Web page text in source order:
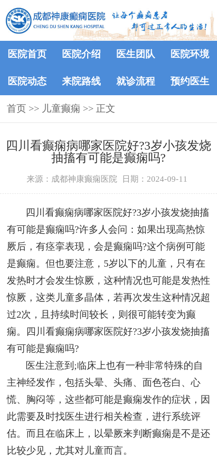
医院首页 医院介绍 医生团队 医院环境
医院动态 来院路线 就诊流程 预约医生
首页 >> 儿童癫痫 >> 正文
四川看癫痫病哪家医院好?3岁小孩发烧
抽搐有可能是癫痫吗?
来源：成都神康癫痫医院 日期：2024-09-11
四川看癫痫病哪家医院好?3岁小孩发烧抽搐
有可能是癫痫吗?许多人会问：如果出现高热惊
厥后，有痉挛表现，会是癫痫吗?这个病例可能
是癫痫。但也要注意，5岁以下的儿童，只有在
发热时才会发生惊厥，这种情况也可能是发热性
惊厥，这类儿童多晶体，若再次发生这种情况超
过2次，且持续时间较长，则很可能转变为癫
痫。四川看癫痫病哪家医院好?3岁小孩发烧抽搐
有可能是癫痫吗?
医生注意到;临床上也有一种非常特殊的自
主神经发作，包括头晕、头痛、面色苍白、心
慌、胸闷等，这些都可能是癫痫发作的症状，因
此需要及时找医生进行相关检查，进行系统评
估。而且在临床上，以晕厥来判断癫痫是不是还
比较少见，尤其对儿童而言。